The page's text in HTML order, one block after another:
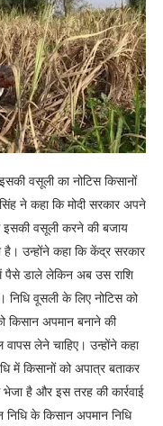
वसूली का नोटिस किसानों
ने कहा कि मोदी सरकार अपने
इसकी वसूली करने की बजाय
है। उन्होंने कहा कि केंद्र सरकार
पैसे डाले लेकिन अब उस राशि
निधि वूसली के लिए नोटिस को
किसान अपमान बनाने की
लेने चाहिए। उन्होंने कहा
में किसानों को अपात्र बताकर
है और इस तरह की कार्रवाई
निधि के किसान अपमान निधि